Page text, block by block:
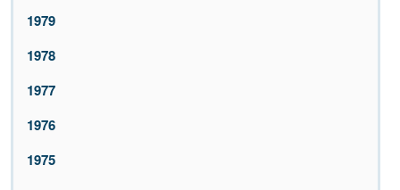
1979
1978
1977
1976
1975